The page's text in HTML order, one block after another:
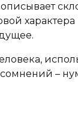
характера
–